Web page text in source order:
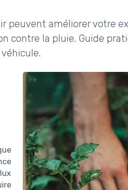
peuvent améliorer votre
contre la pluie. Guide